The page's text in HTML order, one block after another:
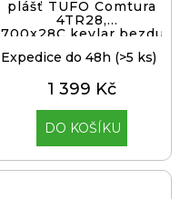
plášť TUFO Comtura
4TR28,
700x28C,kevlar,bezduš.,b
Expedice do 48h (>5 ks)
1 399 Kč
DO KOŠÍKU